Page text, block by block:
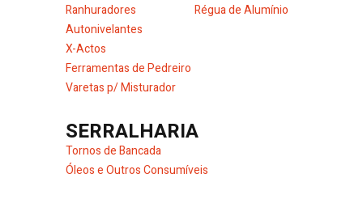
Ranhuradores
Régua de Alumínio
Autonivelantes
X-Actos
Ferramentas de Pedreiro
Varetas p/ Misturador
SERRALHARIA
Tornos de Bancada
Óleos e Outros Consumíveis